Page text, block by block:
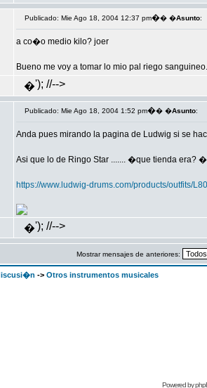
Publicado: Mie Ago 18, 2004 12:37 pm�� �Asunto:
a co�o medio kilo? joer
Bueno me voy a tomar lo mio pal riego sanguineo.
�'); //-->
Publicado: Mie Ago 18, 2004 1:52 pm�� �Asunto:
Anda pues mirando la pagina de Ludwig si se
Asi que lo de Ringo Star ....... �que tienda era?
https://www.ludwig-drums.com/products/outfits/
�'); //-->
Mostrar mensajes de anteriores:
-> Otros instrumentos musicales
Powered by